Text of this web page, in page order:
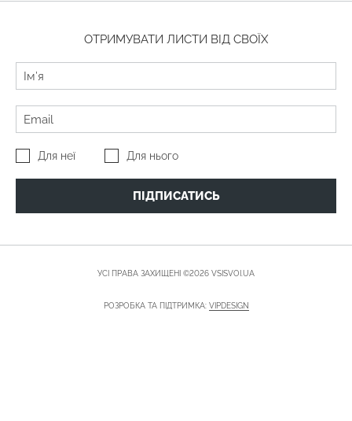
ОТРИМУВАТИ ЛИСТИ ВІД СВОЇХ
Для неї Для нього
ПІДПИСАТИСЬ
УСІ ПРАВА ЗАХИЩЕНІ ©2026 VSISVOI.UA
РОЗРОБКА ТА ПІДТРИМКА: VIPDESIGN